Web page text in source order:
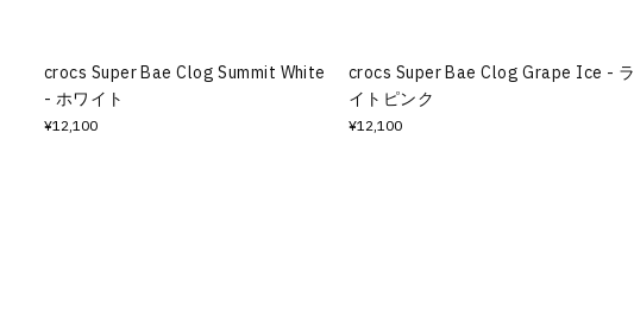
crocs Super Bae Clog Summit White
- ホワイト
¥12,100
crocs Super Bae Clog Grape Ice - ラ
イトピンク
¥12,100